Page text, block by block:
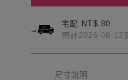
宅配 NT$ 80
預計2026-08-12
尺寸說明